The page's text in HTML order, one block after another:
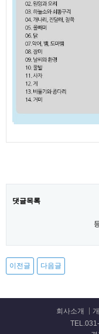
댓글목록
이전글 다음글
회사소개